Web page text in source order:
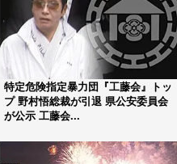
特定危険指定暴力団『工藤会』トッ
プ 野村悟総裁が引退 県公安委員会
が公示 工藤会...